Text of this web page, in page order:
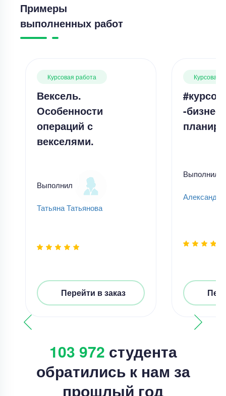
Примеры
выполненных работ
Курсовая работа
Вексель.
Особенности
операций с
векселями.
Выполнил
Татьяна Татьянова
Перейти в заказ
Курсовая
-бизнес-
Выполнил
Александр
103 972 студента
обратились к нам за
прошлый год